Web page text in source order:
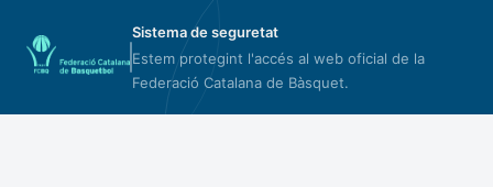
Sistema de seguretat
Estem protegint l'accés al web oficial de la
Federació Catalana de Bàsquet.